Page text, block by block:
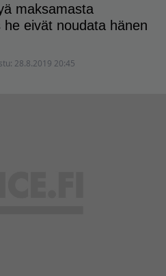
maksamasta
eivät noudata hänen
28.8.2019 20:45